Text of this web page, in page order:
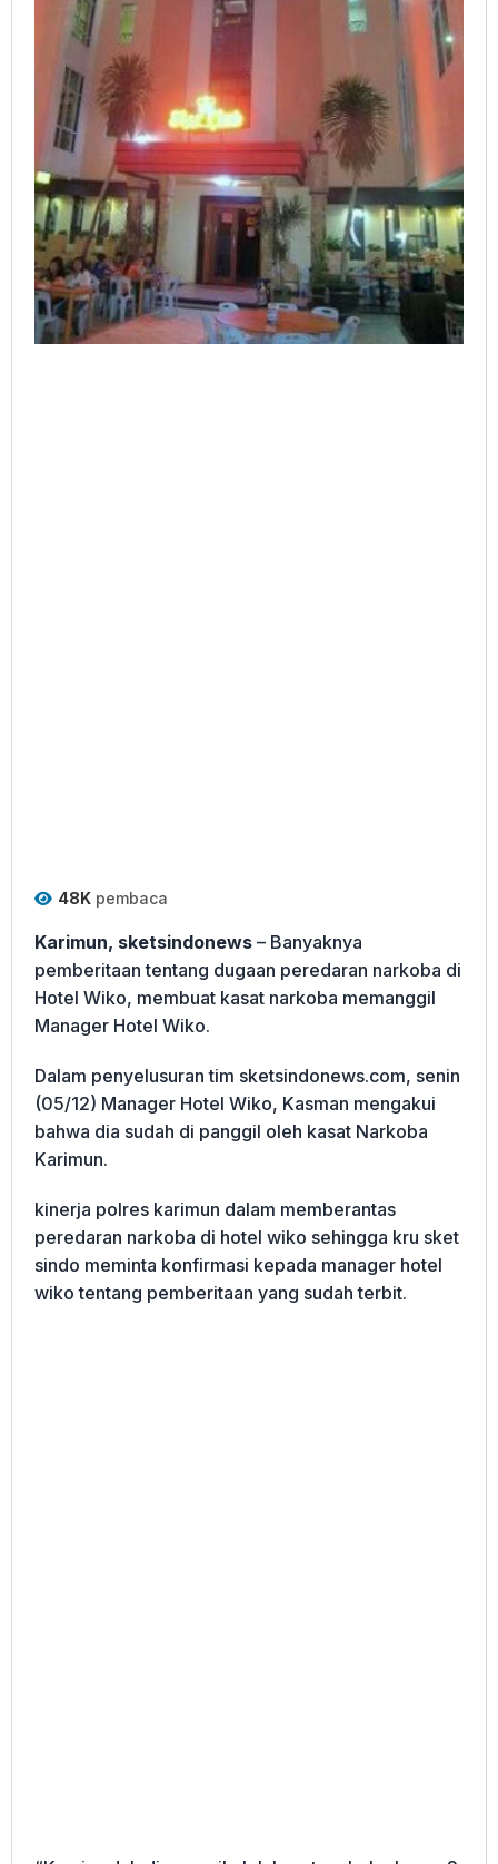
48K pembaca
Karimun, sketsindonews – Banyaknya
pemberitaan tentang dugaan peredaran narkoba di
Hotel Wiko, membuat kasat narkoba memanggil
Manager Hotel Wiko.
Dalam penyelusuran tim sketsindonews.com, senin
(05/12) Manager Hotel Wiko, Kasman mengakui
bahwa dia sudah di panggil oleh kasat Narkoba
Karimun.
kinerja polres karimun dalam memberantas
peredaran narkoba di hotel wiko sehingga kru sket
sindo meminta konfirmasi kepada manager hotel
wiko tentang pemberitaan yang sudah terbit.